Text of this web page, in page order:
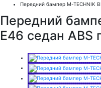
Передний бампер M-TECHNIK
Передний
E46 седан ABS